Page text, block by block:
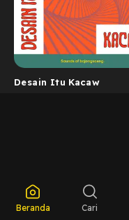
Desain Itu Kacaw
Beranda Cari